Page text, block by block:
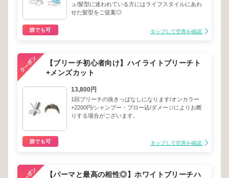
ュ/髪型に迷われている方にはライフスタイルにあわ
せた髪型をご提案◎
誰でも可 タップして空席を確認
【ブリーチ初心者向け】ハイライトブリーチト
+メンズカット
13,800円
1回ブリーチの抜きっぱなしになります/オンカラー
+2200円/シャンプー・ブロー込/ダメージによりお断
りする場合がございます。
誰でも可 タップして空席を確認
【パーマと最高の相性◎】ホワイトブリーチハ